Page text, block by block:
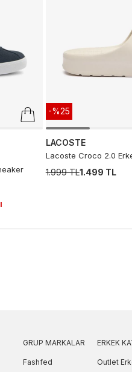
-%25
LACOSTE
Lacoste Croco 2.0
1.999 TL1.499 TL
GRUP MARKALAR
Fashfed
ERKEK
Outlet